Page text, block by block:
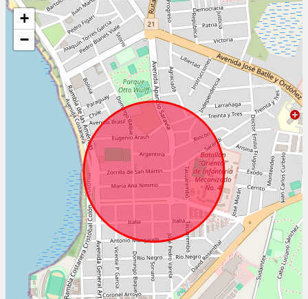
+
−